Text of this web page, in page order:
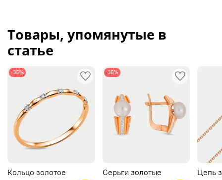
Товары, упомянутые в
статье
-35%
Кольцо золотое
-35%
Серьги золотые
Цепь